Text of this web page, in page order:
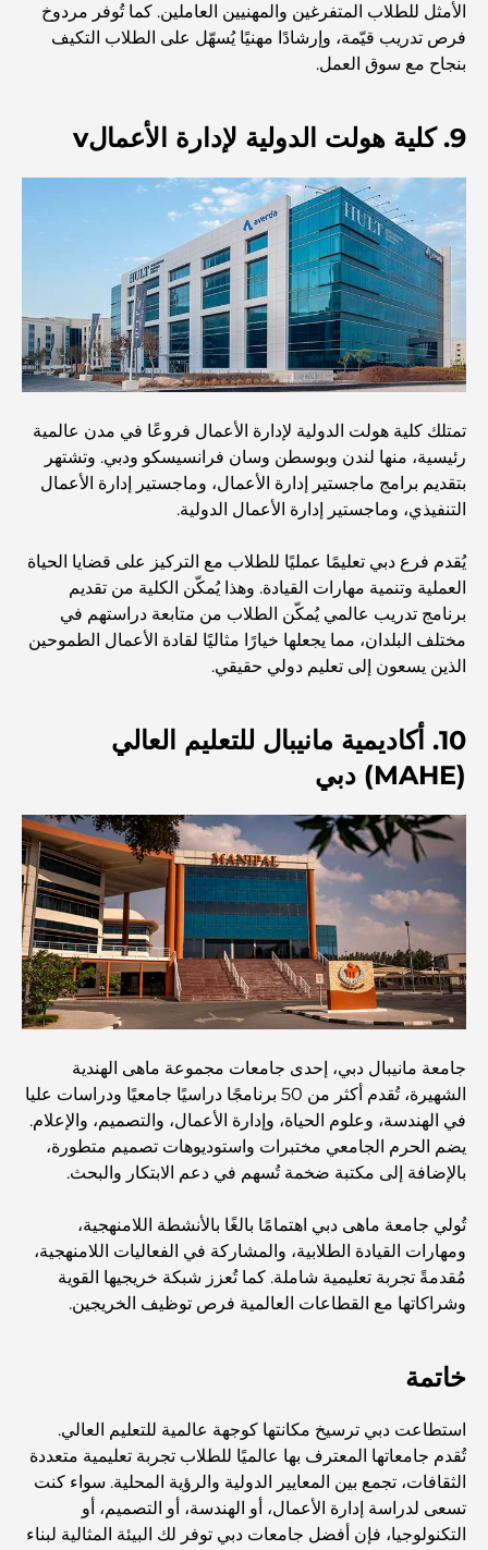
أغنى عشر دول في العالم
أنشطة يمكنك القيام بها مع الأطفال في دبي: دليل عائلي شامل
أفضل المنتجعات الشاطئية في دبي لقضاء عطلة فاخرة
أماكن رومانسية في دبي للحظات لا تُنسى
أفضل إقامة محلية في دبي: أفضل الفنادق والمنتجعات
أفضل المطاعم لتناول غداء عمل في مركز دبي المالي العالمي
أغلى ماركات الملابس في العالم
العمارة العثمانية: إرث غني من الفن والثقافة والإمبراطورية
كيف تختار مستشارًا ماليًا في دبي؟
أغلى الطائرات الخاصة: نظرة على عالم الرفاهية في عالم
الطيران للمليارديرات
أغلى خواتم الخطوبة في العالم
المدارس الهندية في دبي: الدليل الأمثل للآباء
Exploring The Most Iconic Landmarks In Abu
Dhabi
المدارس في أبوظبي: الدليل الأمثل لأفضل مدارس العاصمة
مطاعم أبوظبي: جولة شهية في العاصمة
الطازجة، والذي يضم أكشاكاً لبيع المنتجات الزراعية والمأكولات
البحرية والمأكولات المحلية المميزة. وإلى جانب متاجر الأزياء
والإلكترونيات ومناطق ألعاب الأطفال، يوفر المجمع تجربة تسوق
متوازنة وغنية بالثقافة.
أفضل شواطئ أبوظبي لقضاء يوم مثالي
أفضل الجزر في أبوظبي التي يجب عليك استكشافها
الأمثل للطلاب المتفرغين والمهنيين العاملين. كما تُوفر مردوخ
فرص تدريب قيّمة، وإرشادًا مهنيًا يُسهّل على الطلاب التكيف
بنجاح مع سوق العمل.
9. كلية هولت الدولية لإدارة الأعمالv
تمتلك كلية هولت الدولية لإدارة الأعمال فروعًا في مدن عالمية
رئيسية، منها لندن وبوسطن وسان فرانسيسكو ودبي. وتشتهر
بتقديم برامج ماجستير إدارة الأعمال، وماجستير إدارة الأعمال
التنفيذي، وماجستير إدارة الأعمال الدولية.
يُقدم فرع دبي تعليمًا عمليًا للطلاب مع التركيز على قضايا الحياة
العملية وتنمية مهارات القيادة. وهذا يُمكّن الكلية من تقديم
برنامج تدريب عالمي يُمكّن الطلاب من متابعة دراستهم في
مختلف البلدان، مما يجعلها خيارًا مثاليًا لقادة الأعمال الطموحين
الذين يسعون إلى تعليم دولي حقيقي.
10. أكاديمية مانيبال للتعليم العالي
(MAHE) دبي
جامعة مانيبال دبي، إحدى جامعات مجموعة ماهى الهندية
الشهيرة، تُقدم أكثر من 50 برنامجًا دراسيًا جامعيًا ودراسات عليا
في الهندسة، وعلوم الحياة، وإدارة الأعمال، والتصميم، والإعلام.
يضم الحرم الجامعي مختبرات واستوديوهات تصميم متطورة،
بالإضافة إلى مكتبة ضخمة تُسهم في دعم الابتكار والبحث.
تُولي جامعة ماهى دبي اهتمامًا بالغًا بالأنشطة اللامنهجية،
ومهارات القيادة الطلابية، والمشاركة في الفعاليات اللامنهجية،
مُقدمةً تجربة تعليمية شاملة. كما تُعزز شبكة خريجيها القوية
وشراكاتها مع القطاعات العالمية فرص توظيف الخريجين.
خاتمة
استطاعت دبي ترسيخ مكانتها كوجهة عالمية للتعليم العالي.
تُقدم جامعاتها المعترف بها عالميًا للطلاب تجربة تعليمية متعددة
الثقافات، تجمع بين المعايير الدولية والرؤية المحلية. سواء كنت
تسعى لدراسة إدارة الأعمال، أو الهندسة، أو التصميم، أو
التكنولوجيا، فإن أفضل جامعات دبي توفر لك البيئة المثالية لبناء